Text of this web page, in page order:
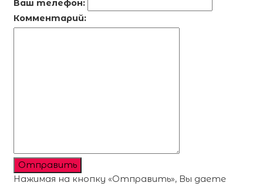
Ваш телефон:
Комментарий:
Отправить
Нажимая на кнопку «Отправить», Вы даете